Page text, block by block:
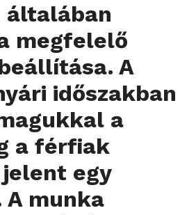
általában
megfelelő
A
időszakban
a
a férfiak
egy
munka